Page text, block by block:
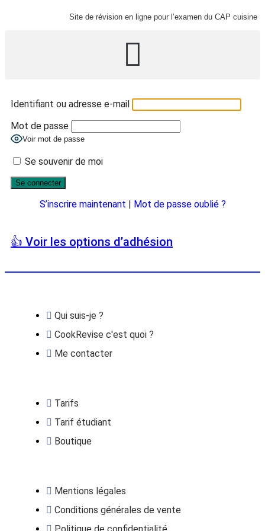
Site de révision en ligne pour l’examen du CAP cuisine
Identifiant ou adresse e-mail
Mot de passe
Voir mot de passe
Se souvenir de moi
S’inscrire maintenant | Mot de passe oublié ?
👍 Voir les options d’adhésion
Qui suis-je ?
CookRevise c'est quoi ?
Me contacter
Tarifs
Tarif étudiant
Boutique
Mentions légales
Conditions générales de vente
Politique de confidentialité